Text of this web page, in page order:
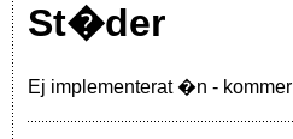
St�der
Ej implementerat �n -